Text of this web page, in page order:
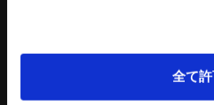
全て
もみがら成形機